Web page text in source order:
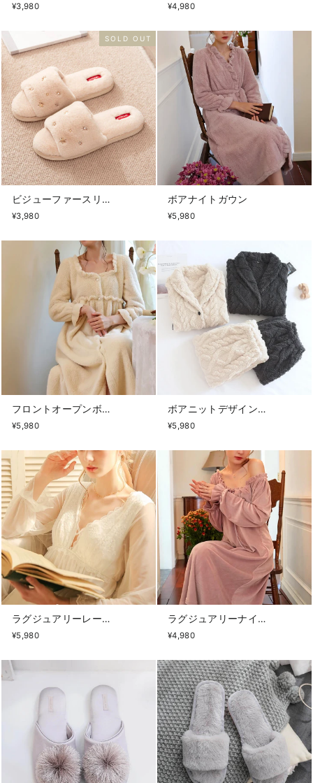
¥3,980 ¥4,980
SOLD OUT
ビジューファースリッパ
¥3,980
ボアナイトガウン
¥5,980
フロントオープンボアワンピ
¥5,980
ボアニットデザインルームウェア
¥5,980
ラグジュアリーレースナイトワンピース
¥5,980
ラグジュアリーナイトワンピース
¥4,980